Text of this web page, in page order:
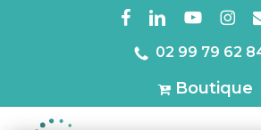
facebooklinkedinyoutube
02 99 79 62
Boutique